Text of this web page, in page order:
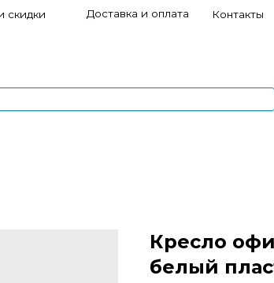
Контакты
Доставка и оплата
Кресло
белый